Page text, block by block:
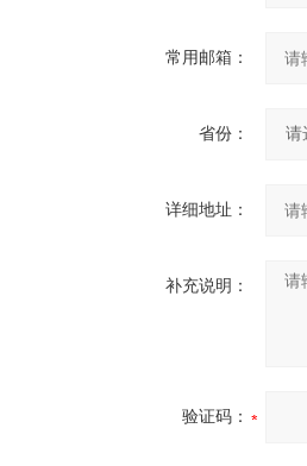
常用邮箱：
省份：
详细地址：
补充说明：
验证码：